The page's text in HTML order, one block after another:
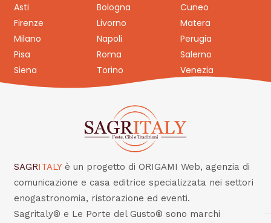
Asti Bologna
Cuneo
Firenze
Livorno
Matera
Milano
Napoli
Perugia
Pisa
Roma
Salerno
Siena
Torino Venezia
SAGRITALY è un progetto di ORIGAMI Web, agenzia di
comunicazione e casa editrice specializzata nei settori
enogastronomia, ristorazione ed eventi.
Sagritaly® e Le Porte del Gusto® sono marchi